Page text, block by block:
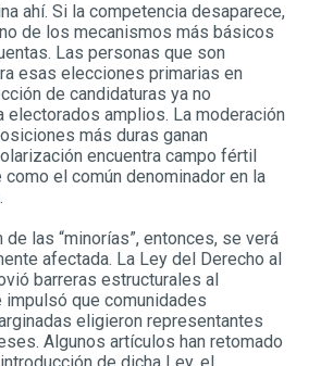
ahí. Si la competencia desaparece,
de los mecanismos más básicos
Las personas que son
esas elecciones primarias en
de candidaturas ya no
electorados amplios. La moderación
más duras ganan
encuentra campo fértil
el común denominador en la
las “minorías”, entonces, se verá
afectada. La Ley del Derecho al
barreras estructurales al
impulsó que comunidades
eligieron representantes
Algunos artículos han retomado